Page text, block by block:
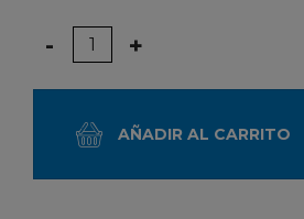
Cantidad
- +
AÑADIR AL CARRITO